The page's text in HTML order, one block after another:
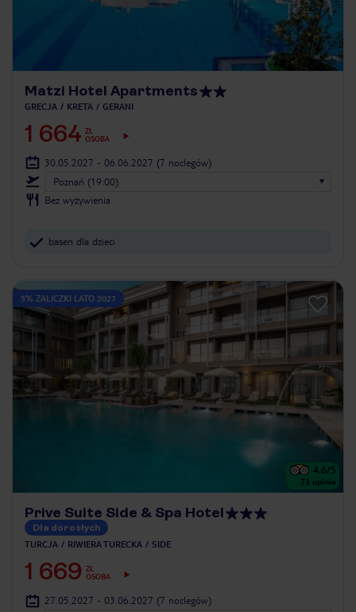
Matzi Hotel Apartments
GRECJA KRETA GERANI
1 664 ZŁ
OSOBA
30.05.2027 - 06.06.2027 (7 noclegów)
Poznań (19:00)
Bez wyżywienia
basen dla dzieci
5% ZALICZKI LATO 2027
4.6/5
73 opinie
Prive Suite Side & Spa Hotel
Dla dorosłych
TURCJA RIWIERA TURECKA SIDE
1 669 ZŁ
OSOBA
27.05.2027 - 03.06.2027 (7 noclegów)